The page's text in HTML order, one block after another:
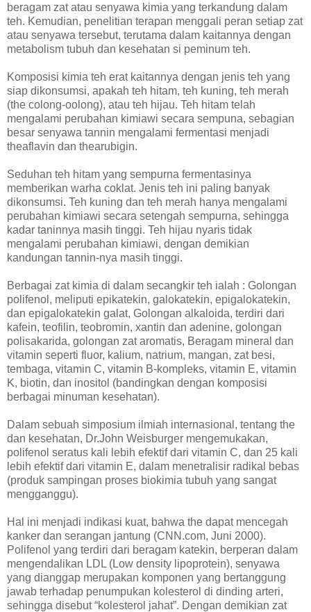
beragam zat atau senyawa kimia yang terkandung dalam
teh. Kemudian, penelitian terapan menggali peran setiap zat
atau senyawa tersebut, terutama dalam kaitannya dengan
metabolism tubuh dan kesehatan si peminum teh.
Komposisi kimia teh erat kaitannya dengan jenis teh yang
siap dikonsumsi, apakah teh hitam, teh kuning, teh merah
(the colong-oolong), atau teh hijau. Teh hitam telah
mengalami perubahan kimiawi secara sempuna, sebagian
besar senyawa tannin mengalami fermentasi menjadi
theaflavin dan thearubigin.
Seduhan teh hitam yang sempurna fermentasinya
memberikan warha coklat. Jenis teh ini paling banyak
dikonsumsi. Teh kuning dan teh merah hanya mengalami
perubahan kimiawi secara setengah sempurna, sehingga
kadar taninnya masih tinggi. Teh hijau nyaris tidak
mengalami perubahan kimiawi, dengan demikian
kandungan tannin-nya masih tinggi.
Berbagai zat kimia di dalam secangkir teh ialah : Golongan
polifenol, meliputi epikatekin, galokatekin, epigalokatekin,
dan epigalokatekin galat, Golongan alkaloida, terdiri dari
kafein, teofilin, teobromin, xantin dan adenine, golongan
polisakarida, golongan zat aromatis, Beragam mineral dan
vitamin seperti fluor, kalium, natrium, mangan, zat besi,
tembaga, vitamin C, vitamin B-kompleks, vitamin E, vitamin
K, biotin, dan inositol (bandingkan dengan komposisi
berbagai minuman kesehatan).
Dalam sebuah simposium ilmiah internasional, tentang the
dan kesehatan, Dr.John Weisburger mengemukakan,
polifenol seratus kali lebih efektif dari vitamin C, dan 25 kali
lebih efektif dari vitamin E, dalam menetralisir radikal bebas
(produk sampingan proses biokimia tubuh yang sangat
mengganggu).
Hal ini menjadi indikasi kuat, bahwa the dapat mencegah
kanker dan serangan jantung (CNN.com, Juni 2000).
Polifenol yang terdiri dari beragam katekin, berperan dalam
mengendalikan LDL (Low density lipoprotein), senyawa
yang dianggap merupakan komponen yang bertanggung
jawab terhadap penumpukan kolesterol di dinding arteri,
sehingga disebut “kolesterol jahat”. Dengan demikian zat